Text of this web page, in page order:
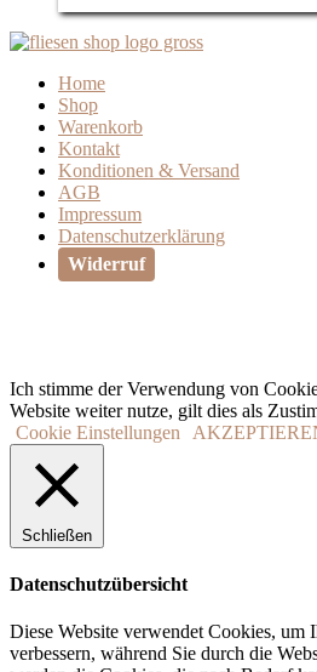
Home
Shop
Warenkorb
Kontakt
Konditionen & Versand
AGB
Impressum
Datenschutzerklärung
Widerruf
Ich stimme der Verwendung von
Website weiter nutze, gilt dies als
Cookie Einstellungen
Schließen
Datenschutzübersicht
Diese Website verwendet Cookies, um
verbessern, während Sie durch die